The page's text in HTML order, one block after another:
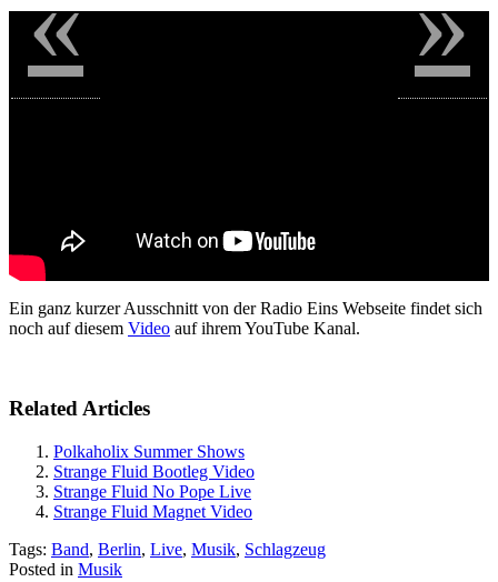
Ein ganz kurzer Ausschnitt von der Radio Eins Webseite findet sich
noch auf diesem Video auf ihrem YouTube Kanal.
Related Articles
Polkaholix Summer Shows
Strange Fluid Bootleg Video
Strange Fluid No Pope Live
Strange Fluid Magnet Video
Tags: Band, Berlin, Live, Musik, Schlagzeug
Posted in Musik